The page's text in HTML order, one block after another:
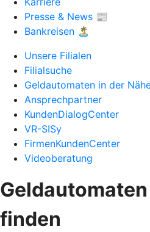
Presse & News 📰
Bankreisen 🏝️
Unsere Filialen
Filialsuche
Geldautomaten in der
Ansprechpartner
KundenDialogCenter
VR-SISy
FirmenKundenCenter
Videoberatung
finden